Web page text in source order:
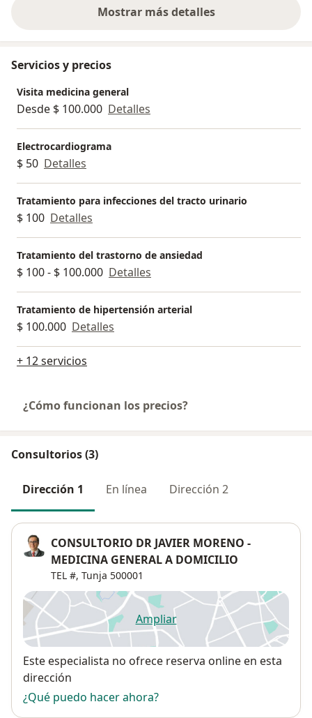
Mostrar más detalles
sobre la experiencia
Servicios y precios
Visita medicina general
Desde $ 100.000 Detalles
Electrocardiograma
$ 50 Detalles
Tratamiento para infecciones del tracto urinario
$ 100 Detalles
Tratamiento del trastorno de ansiedad
$ 100 - $ 100.000 Detalles
Tratamiento de hipertensión arterial
$ 100.000 Detalles
+ 12 servicios
¿Cómo funcionan los precios?
Consultorios (3)
Dirección 1 En línea Dirección 2
CONSULTORIO DR JAVIER MORENO -
MEDICINA GENERAL A DOMICILIO
TEL #, Tunja 500001
Ampliarse abre en una nueva
Disponibilidad
Este especialista no ofrece reserva online en esta
dirección
¿Qué puedo hacer ahora?